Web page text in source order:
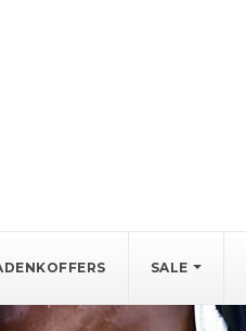
SALE